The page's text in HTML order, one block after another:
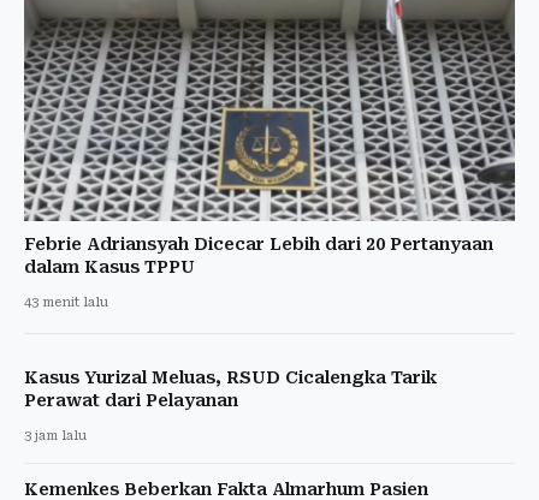
Febrie Adriansyah Dicecar Lebih dari 20 Pertanyaan
dalam Kasus TPPU
43 menit lalu
Kasus Yurizal Meluas, RSUD Cicalengka Tarik
Perawat dari Pelayanan
3 jam lalu
Kemenkes Beberkan Fakta Almarhum Pasien